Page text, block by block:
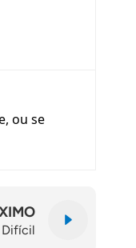
ou se
Difícil